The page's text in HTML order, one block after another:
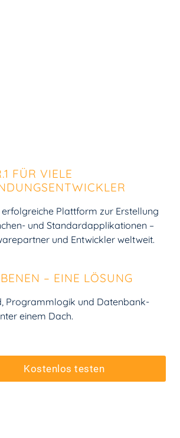
FÜR VIELE
erfolgreiche Plattform zur Erstellung
und Standard­applikationen –
und Entwickler weltweit.
– EINE LÖSUNG
Programm­logik und Datenbank-
einem Dach.
Kostenlos testen